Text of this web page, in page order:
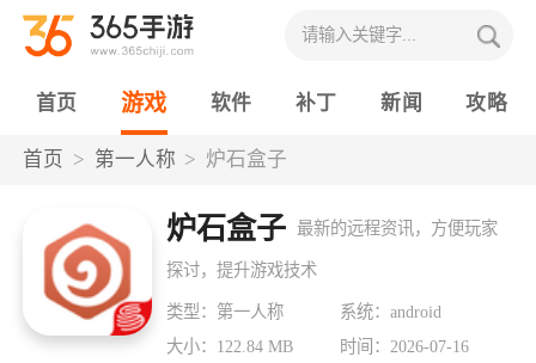
首页 游戏 软件 补丁 新闻 攻略
首页 第一人称 炉石盒子
炉石盒子 最新的远程资讯，方便玩家
探讨，提升游戏技术
类型：第一人称
系统：android
大小：122.84 MB
时间：2026-07-16